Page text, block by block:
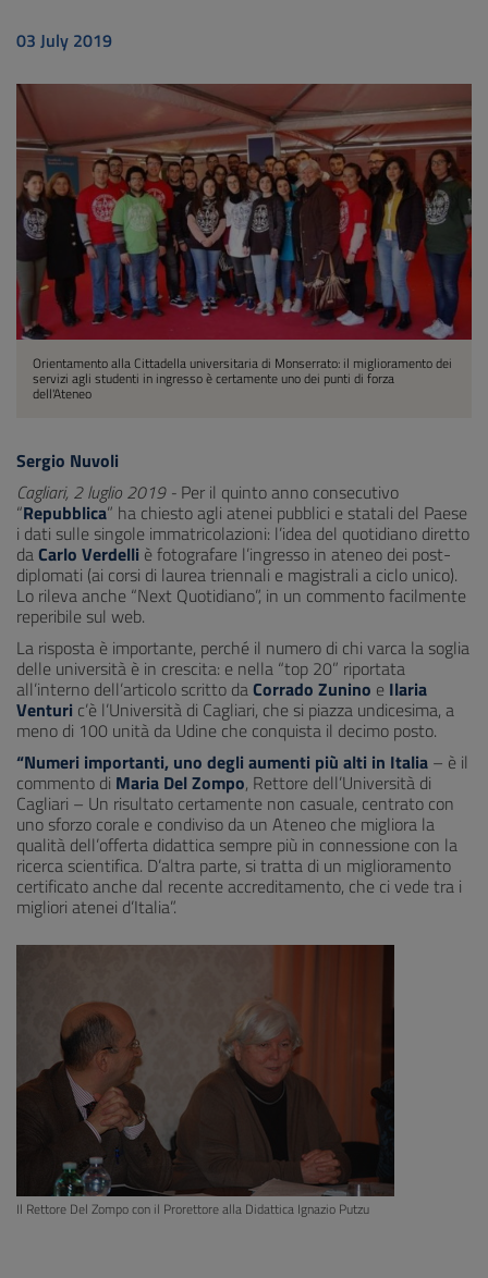
03 July 2019
Orientamento alla Cittadella universitaria di Monserrato: il miglioramento dei
servizi agli studenti in ingresso è certamente uno dei punti di forza
dell'Ateneo
Sergio Nuvoli
Cagliari, 2 luglio 2019 - Per il quinto anno consecutivo
“Repubblica” ha chiesto agli atenei pubblici e statali del Paese
i dati sulle singole immatricolazioni: l’idea del quotidiano diretto
daCarlo Verdelli è fotografare l’ingresso in ateneo dei post-
diplomati (ai corsi di laurea triennali e magistrali a ciclo unico).
Lo rileva anche “Next Quotidiano”, in un commento facilmente
reperibile sul web.
La risposta è importante, perché il numero di chi varca la soglia
delle università è in crescita: e nella “top 20” riportata
all’interno dell’articolo scritto daCorrado Zunino e Ilaria
Venturi c’è l’Università di Cagliari, che si piazza undicesima, a
meno di 100 unità da Udine che conquista il decimo posto.
“Numeri importanti, uno degli aumenti più alti in Italia – è il
commento di Maria Del Zompo, Rettore dell’Università di
Cagliari – Un risultato certamente non casuale, centrato con
uno sforzo corale e condiviso da un Ateneo che migliora la
qualità dell’offerta didattica sempre più in connessione con la
ricerca scientifica. D’altra parte, si tratta di un miglioramento
certificato anche dal recente accreditamento, che ci vede tra i
migliori atenei d’Italia”.
Il Rettore Del Zompo con il Prorettore alla Didattica Ignazio Putzu